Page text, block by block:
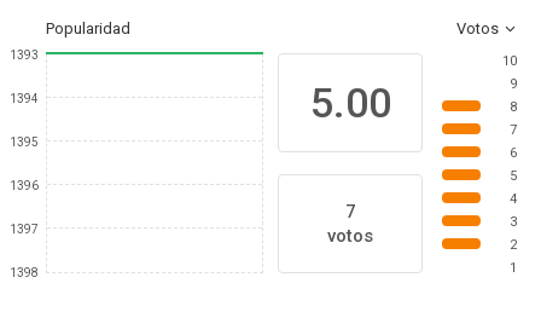
Popularidad Votos
1393
1394
1395
1396
1397
1398
5.00
7
votos
10
9
8
7
6
5
4
3
2
1